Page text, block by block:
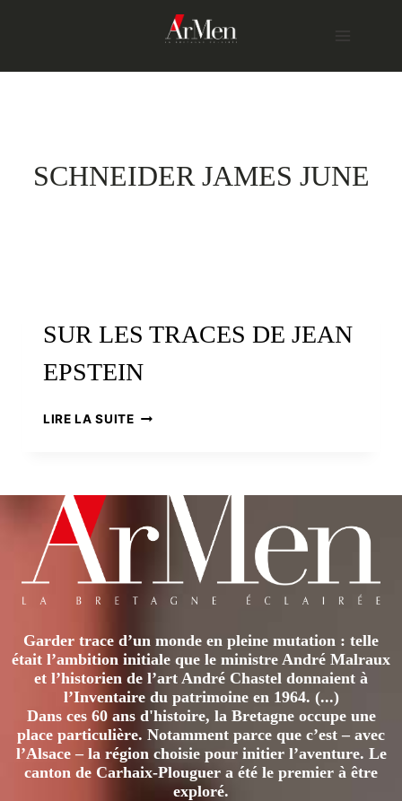
SCHNEIDER JAMES JUNE
SUR LES TRACES DE JEAN
EPSTEIN
LIRE LA SUITESUR
EPSTEIN
Garder trace d’un monde en pleine mutation : telle
était l’ambition initiale que le ministre André Malraux
et l’historien de l’art André Chastel donnaient à
l’Inventaire du patrimoine en 1964. (...)
Dans ces 60 ans d'histoire, la Bretagne occupe une
place particulière. Notamment parce que c’est – avec
l’Alsace – la région choisie pour initier l’aventure. Le
canton de Carhaix-Plouguer a été le premier à être
exploré.